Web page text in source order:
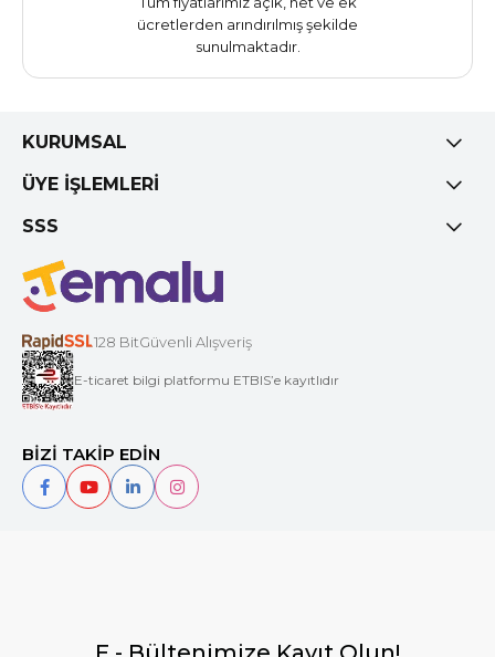
ücretlerden arındırılmış şekilde
sunulmaktadır.
KURUMSAL
ÜYE İŞLEMLERİ
SSS
128 BitGüvenli Alışveriş
E-ticaret bilgi platformu ETBIS’e kayıtlıdır
BİZİ TAKİP EDİN